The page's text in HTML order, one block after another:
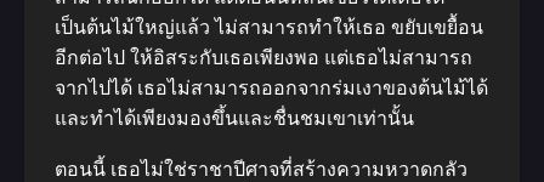
เป็นต้นไม้ใหญ่แล้ว ไม่สามารถทําให้เธอ ขยับเขยื้อน
อีกต่อไป ให้อิสระกับเธอเพียงพอ แต่เธอไม่สามารถ
จากไปได้ เธอไม่สามารถออกจากร่มเงาของต้นไม้ได้
และทําได้เพียงมองขึ้นและชื่นชมเขาเท่านั้น
ตอนนี้ เธอไม่ใช่ราชาปีศาจที่สร้างความหวาดกลัว